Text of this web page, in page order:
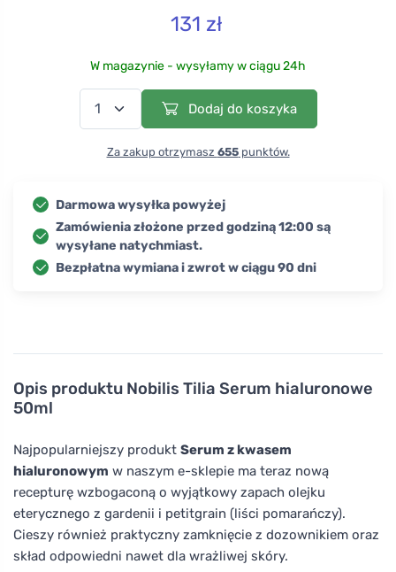
Opis produktu Nobilis Tilia Serum hialuronowe
50ml
Najpopularniejszy produkt Serum z kwasem
hialuronowym w naszym e-sklepie ma teraz nową
recepturę wzbogaconą o wyjątkowy zapach olejku
eterycznego z gardenii i petitgrain (liści pomarańczy).
Cieszy również praktyczny zamknięcie z dozownikiem oraz
skład odpowiedni nawet dla wrażliwej skóry.
131 zł
W magazynie - wysyłamy w ciągu 24h
Dodaj do koszyka
Za zakup otrzymasz 655punktów.
Darmowa wysyłka powyżej
Zamówienia złożone przed godziną 12:00 są
wysyłane natychmiast.
Bezpłatna wymiana i zwrot w ciągu 90 dni